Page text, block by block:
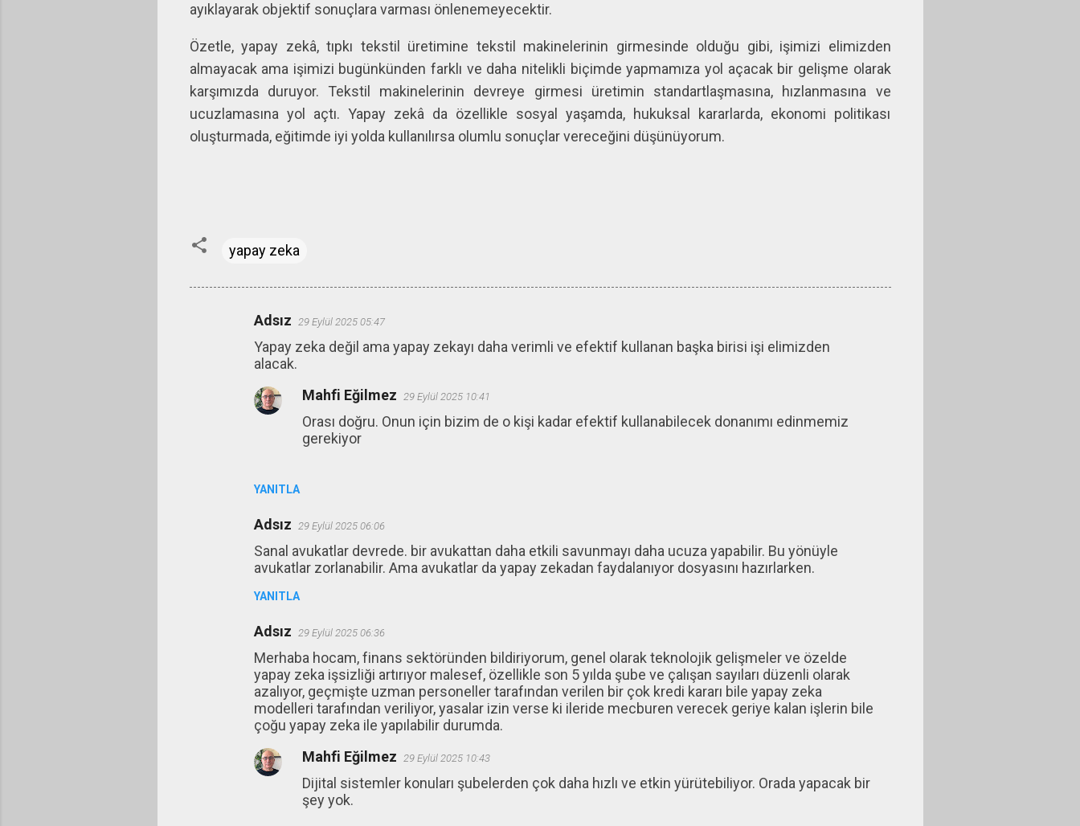
ayıklayarak objektif sonuçlara varması önlenemeyecektir.
Özetle, yapay zekâ, tıpkı tekstil üretimine tekstil makinelerinin girmesinde olduğu gibi, işimizi elimizden
almayacak ama işimizi bugünkünden farklı ve daha nitelikli biçimde yapmamıza yol açacak bir gelişme olarak
karşımızda duruyor. Tekstil makinelerinin devreye girmesi üretimin standartlaşmasına, hızlanmasına ve
ucuzlamasına yol açtı. Yapay zekâ da özellikle sosyal yaşamda, hukuksal kararlarda, ekonomi politikası
oluşturmada, eğitimde iyi yolda kullanılırsa olumlu sonuçlar vereceğini düşünüyorum.
yapay zeka
Adsız 29 Eylül 2025 05:47
Yapay zeka değil ama yapay zekayı daha verimli ve efektif kullanan başka birisi işi elimizden
alacak.
YANITLA
Mahfi Eğilmez 29 Eylül 2025 10:41
Orası doğru. Onun için bizim de o kişi kadar efektif kullanabilecek donanımı edinmemiz
gerekiyor
Adsız 29 Eylül 2025 06:06
Sanal avukatlar devrede. bir avukattan daha etkili savunmayı daha ucuza yapabilir. Bu yönüyle
avukatlar zorlanabilir. Ama avukatlar da yapay zekadan faydalanıyor dosyasını hazırlarken.
YANITLA
Adsız 29 Eylül 2025 06:36
Merhaba hocam, finans sektöründen bildiriyorum, genel olarak teknolojik gelişmeler ve özelde
yapay zeka işsizliği artırıyor malesef, özellikle son 5 yılda şube ve çalışan sayıları düzenli olarak
azalıyor, geçmişte uzman personeller tarafından verilen bir çok kredi kararı bile yapay zeka
modelleri tarafından veriliyor, yasalar izin verse ki ileride mecburen verecek geriye kalan işlerin bile
çoğu yapay zeka ile yapılabilir durumda.
Mahfi Eğilmez 29 Eylül 2025 10:43
Dijital sistemler konuları şubelerden çok daha hızlı ve etkin yürütebiliyor. Orada yapacak bir
şey yok.